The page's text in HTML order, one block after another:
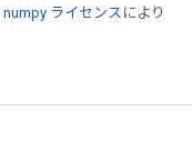
numpy ライセンス により